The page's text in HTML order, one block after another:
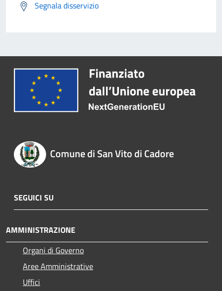
Segnala disservizio
Comune di San Vito di Cadore
SEGUICI SU
AMMINISTRAZIONE
Organi di Governo
Aree Amministrative
Uffici